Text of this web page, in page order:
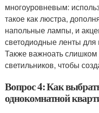
многоуровневым:
такое как люстра,
напольные лампы, и
светодиодные ленты
Также важноать слишком
светильников, чтобы
Вопрос 4: Как
однокомнатной